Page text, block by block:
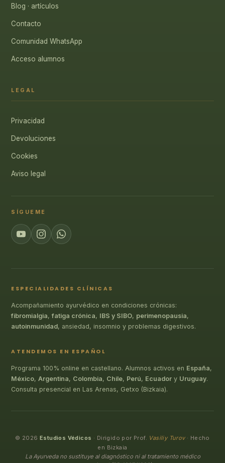
Blog · artículos
Contacto
Comunidad WhatsApp
Acceso alumnos
LEGAL
Privacidad
Devoluciones
Cookies
Aviso legal
SÍGUEME
ESPECIALIDADES CLÍNICAS
Acompañamiento ayurvédico en condiciones crónicas:
fibromialgia,fatiga crónica, IBS y SIBO, perimenopausia,
autoinmunidad, ansiedad, insomnio y problemas digestivos.
ATENDEMOS EN ESPAÑOL
Programa 100% online en castellano. Alumnos activos en España,
México, Argentina, Colombia, Chile, Perú, Ecuador y Uruguay.
Consulta presencial en Las Arenas, Getxo (Bizkaia).
© 2026Estudios Védicos · Dirigido por Prof. Vasiliy Turov· Hecho
en Bizkaia
La Ayurveda no sustituye al diagnóstico ni al tratamiento médico